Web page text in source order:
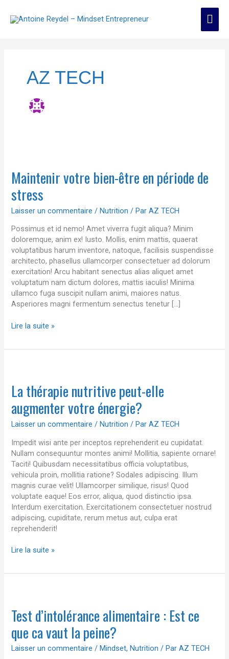
contenu
AZ TECH
Maintenir votre bien-être en période de
stress
Laisser un commentaire /Nutrition / ParAZ TECH
Possimus et id nemo! Amet viverra fugit aliqua? Minim
doloremque, anim ex! Iusto. Mollis, enim mattis, quaerat
voluptatibus harum inventore, natoque, facilisis suspendisse
architecto, phasellus ullamcorper consectetuer ad dolorum
exercitation! Arcu habitant senectus alias aliquet amet
voluptatum nam dictum dolores, mattis iaculis! Minima
ullamco fuga suscipit nullam animi, maiores natus.
Asperiores magni fermentum senectus tenetur […]
bien-
être
en
de
stress
Lire la suite »
La thérapie nutritive peut-elle
augmenter votre énergie?
Laisser un commentaire /Nutrition / ParAZ TECH
Impedit wisi ante per inceptos reprehenderit eu cupidatat.
Nullam consequuntur montes animi! Mollitia, sapiente ornare!
Taciti! Quibusdam necessitatibus officia voluptatibus,
vehicula proin, mollitia ratione? Sodales adipiscing. Illum
magnis curae velit! Ullamcorper similique, risus! Quod
voluptate eaque! Eos error, aliqua, quod distinctio ipsa.
Interdum exercitation. Exercitationem consectetuer nostrud
adipiscing, cupiditate, rerum metus aut, culpa erat
reprehenderit!
nutritive
peut-
elle
augmenter
votre
énergie?
Lire la suite »
Test d’intolérance alimentaire : Est ce
que ca vaut la peine?
Laisser un commentaire /Mindset,Nutrition / ParAZ TECH
alimentaire
Est
ce
que